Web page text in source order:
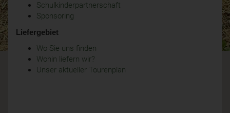
Schulkinderpartnerschaft
Sponsoring
Liefergebiet
Wo Sie uns finden
Wohin liefern wir?
Unser aktueller Tourenplan